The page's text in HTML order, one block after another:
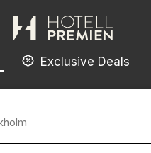
Exclusive Deals